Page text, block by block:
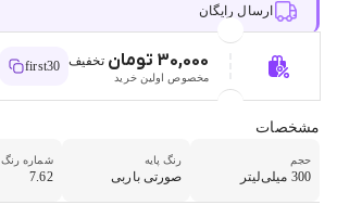
ارسال رایگان
30,000 تومان تخفیف
مخصوص اولین خرید
first30
مشخصات
حجم
300 میلی‌لیتر
رنگ پایه
صورتی باربی
شماره رنگ
7.62